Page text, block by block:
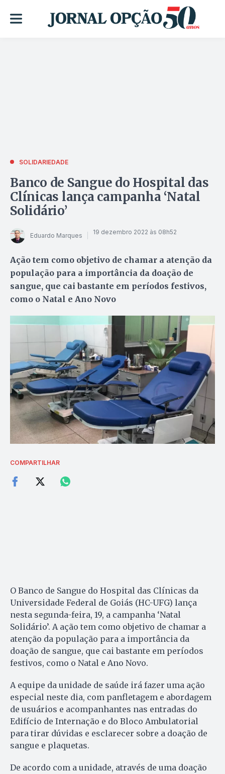
SOLIDARIEDADE
Banco de Sangue do Hospital das
Clínicas lança campanha ‘Natal
Solidário’
Eduardo Marques 19 dezembro 2022 às 08h52
Ação tem como objetivo de chamar a atenção da
população para a importância da doação de
sangue, que cai bastante em períodos festivos,
como o Natal e Ano Novo
COMPARTILHAR
O Banco de Sangue do Hospital das Clínicas da
Universidade Federal de Goiás (HC-UFG) lança
nesta segunda-feira, 19, a campanha ‘Natal
Solidário’. A ação tem como objetivo de chamar a
atenção da população para a importância da
doação de sangue, que cai bastante em períodos
festivos, como o Natal e Ano Novo.
A equipe da unidade de saúde irá fazer uma ação
especial neste dia, com panfletagem e abordagem
de usuários e acompanhantes nas entradas do
Edifício de Internação e do Bloco Ambulatorial
para tirar dúvidas e esclarecer sobre a doação de
sangue e plaquetas.
De acordo com a unidade, através de uma doação